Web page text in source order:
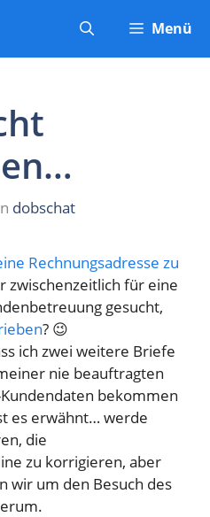
Menü
dobschat
Rechnungsadresse zu
zwischenzeitlich für eine
gesucht,
? 😉
ich zwei weitere Briefe
nie beauftragten
bekommen
es erwähnt… werde
die
zu korrigieren, aber
wir um den Besuch des